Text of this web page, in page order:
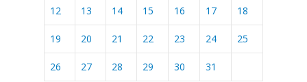
12 13 14 15 16 17 18
19 20 21 22 23 24 25
26 27 28 29 30
31